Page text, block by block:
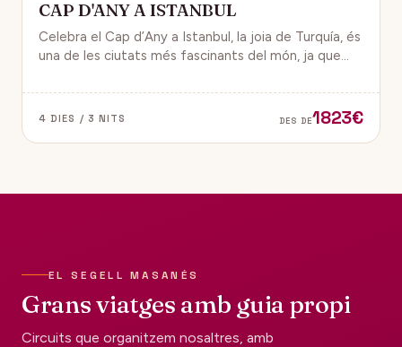
CAP D'ANY A ISTANBUL
Celebra el Cap d’Any a Istanbul, la joia de Turquía, és
una de les ciutats més fascinants del món, ja que
gaudir d’un ambient de festa i alegría.
4 DIES / 3 NITS DES DE1823€
EL SEGELL MASANÉS
Grans viatges amb guia propi
Circuits que organitzem nosaltres, amb